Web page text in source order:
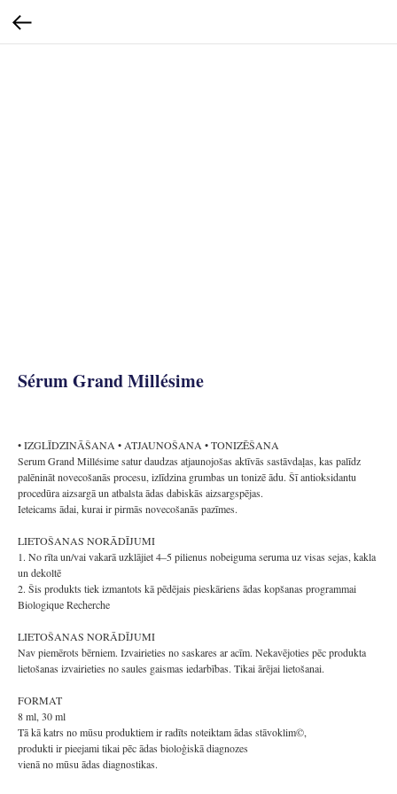
Sérum Grand Millésime
• IZGLĪDZINĀŠANA • ATJAUNOŠANA • TONIZĒŠANA
Serum Grand Millésime satur daudzas atjaunojošas aktīvās sastāvdaļas, kas palīdz
palēnināt novecošanās procesu, izlīdzina grumbas un tonizē ādu. Šī antioksidantu
procedūra aizsargā un atbalsta ādas dabiskās aizsargspējas.
Ieteicams ādai, kurai ir pirmās novecošanās pazīmes.
LIETOŠANAS NORĀDĪJUMI
1. No rīta un/vai vakarā uzklājiet 4–5 pilienus nobeiguma seruma uz visas sejas, kakla
un dekoltē
2. Šis produkts tiek izmantots kā pēdējais pieskāriens ādas kopšanas programmai
Biologique Recherche
LIETOŠANAS NORĀDĪJUMI
Nav piemērots bērniem. Izvairieties no saskares ar acīm. Nekavējoties pēc produkta
lietošanas izvairieties no saules gaismas iedarbības. Tikai ārējai lietošanai.
FORMAT
8 ml, 30 ml
Tā kā katrs no mūsu produktiem ir radīts noteiktam ādas stāvoklim©,
produkti ir pieejami tikai pēc ādas bioloģiskā diagnozes
vienā no mūsu ādas diagnostikas.